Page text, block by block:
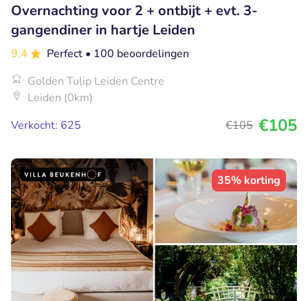
Overnachting voor 2 + ontbijt + evt. 3-
gangendiner in hartje Leiden
9.4 Perfect • 100 beoordelingen
Golden Tulip Leiden Centre
Leiden (0km)
Verkocht: 625
€105 €105
35% korting